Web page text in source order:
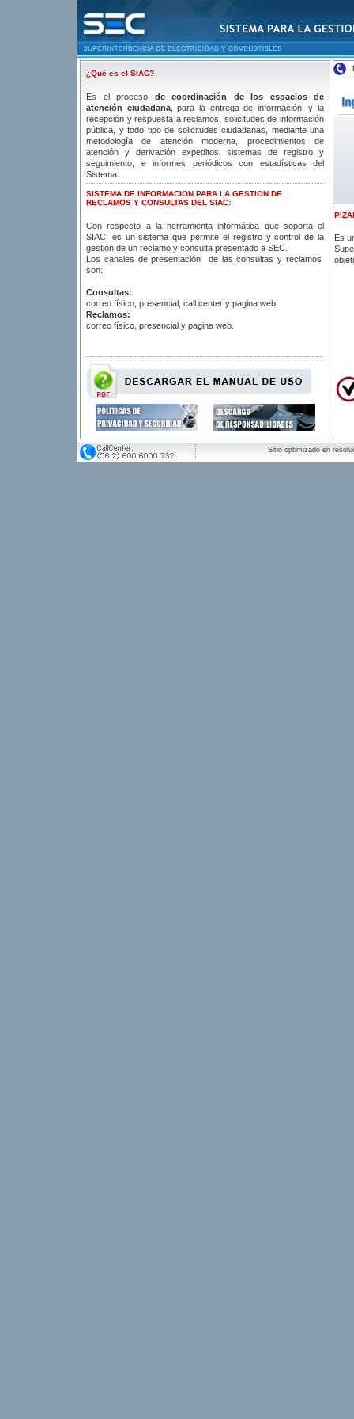
¿Qué es el SIAC?
Es el proceso de coordinación de los espacios de
atención ciudadana, para la entrega de información, y la
recepción y respuesta a reclamos, solicitudes de información
pública, y todo tipo de solicitudes ciudadanas, mediante una
metodología de atención moderna, procedimientos de
atención y derivación expeditos, sistemas de registro y
seguimiento, e informes periódicos con estadísticas del
Sistema.
SISTEMA DE INFORMACION PARA LA GESTION DE
RECLAMOS Y CONSULTAS DEL SIAC:
Con respecto a la herramienta informática que soporta el
SIAC, es un sistema que permite el registro y control de la
gestión de un reclamo y consulta presentado a SEC.
Los canales de presentación de las consultas y reclamos
son:
Consultas:
correo físico, presencial, call center y pagina web.
Reclamos:
correo físico, presencial y pagina web.
Es
Sitio optimizado en